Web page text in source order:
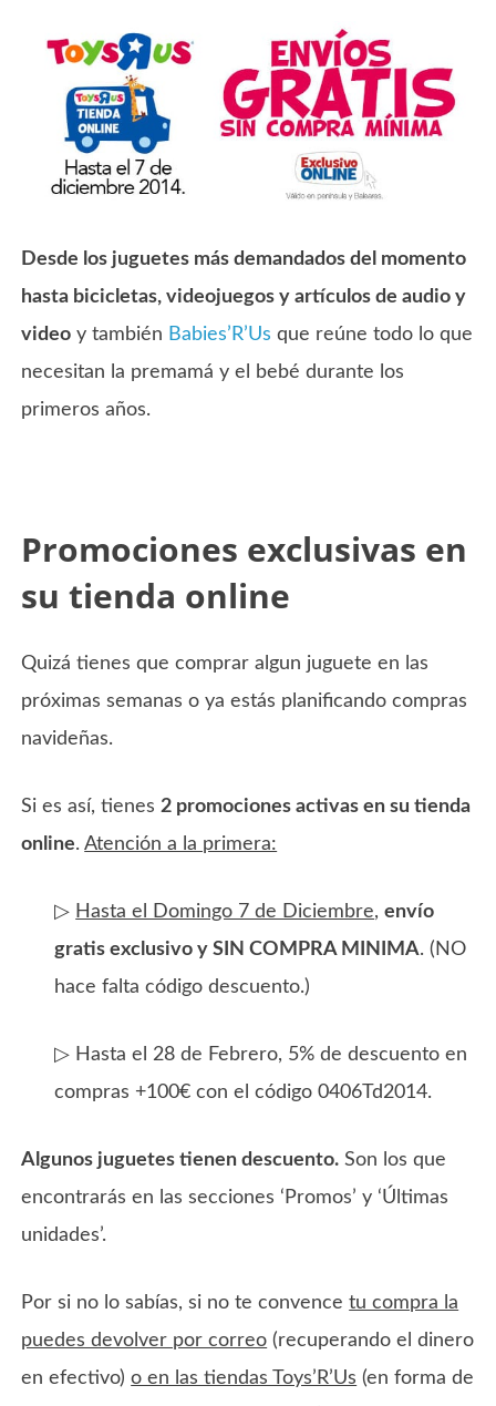
Desde los juguetes más demandados del momento
hasta bicicletas, videojuegos y artículos de audio y
video y también Babies’R’Us que reúne todo lo que
necesitan la premamá y el bebé durante los
primeros años.
Promociones exclusivas en
su tienda online
Quizá tienes que comprar algun juguete en las
próximas semanas o ya estás planificando compras
navideñas.
Si es así, tienes2 promociones activas en su tienda
online.Atención a la primera:
▷ Hasta el Domingo 7 de Diciembre,envío
gratis exclusivo y SIN COMPRA MINIMA. (NO
hace falta código descuento.)
▷ Hasta el 28 de Febrero, 5% de descuento en
compras +100€ con el código 0406Td2014.
Algunos juguetes tienen descuento. Son los que
encontrarás en las secciones ‘Promos’ y ‘Últimas
unidades’.
Por si no lo sabías, si no te convencetu compra la
puedes devolver por correo (recuperando el dinero
en efectivo)o en las tiendas Toys’R’Us (en forma de